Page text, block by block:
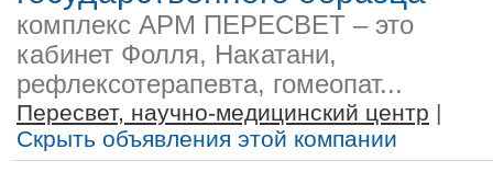
комплекс АРМ ПЕРЕСВЕТ – это
кабинет Фолля, Накатани,
рефлексотерапевта, гомеопат...
Пересвет, научно-медицинский центр |
Скрыть объявления этой компании